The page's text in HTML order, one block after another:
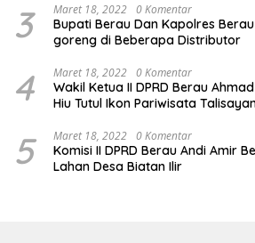
3 Maret 18, 2022 0 Komentar
Bupati Berau Dan Kapolres
goreng di Beberapa Distributor
4 Maret 18, 2022 0 Komentar
Wakil Ketua II DPRD Berau
Hiu Tutul Ikon Pariwisata
5 Maret 18, 2022 0 Komentar
Komisi II DPRD Berau Andi Amir
Lahan Desa Biatan Ilir